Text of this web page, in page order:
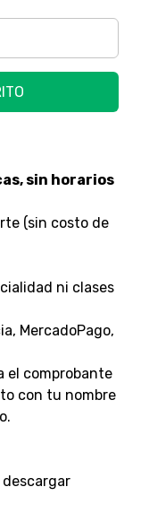
sin horarios
(sin costo de
ni clases
MercadoPago,
el comprobante
con tu nombre